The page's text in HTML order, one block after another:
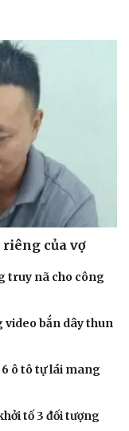
thời sự
đêm khuya
tình yêu
cho bé
tâm hồn
riêng của vợ
truy nã cho công
video bắn dây thun
ô tô tự lái mang
tố 3 đối tượng